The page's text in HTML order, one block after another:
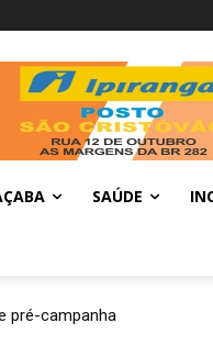
SAÚDE
pré-campanha